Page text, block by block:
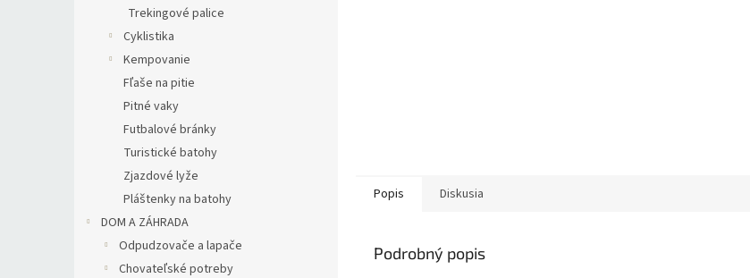
Trekingové palice
Cyklistika
Kempovanie
Fľaše na pitie
Pitné vaky
Futbalové bránky
Turistické batohy
Zjazdové lyže
Pláštenky na batohy
DOM A ZÁHRADA
Odpudzovače a lapače
Chovateľské potreby
Popis Diskusia
Podrobný popis